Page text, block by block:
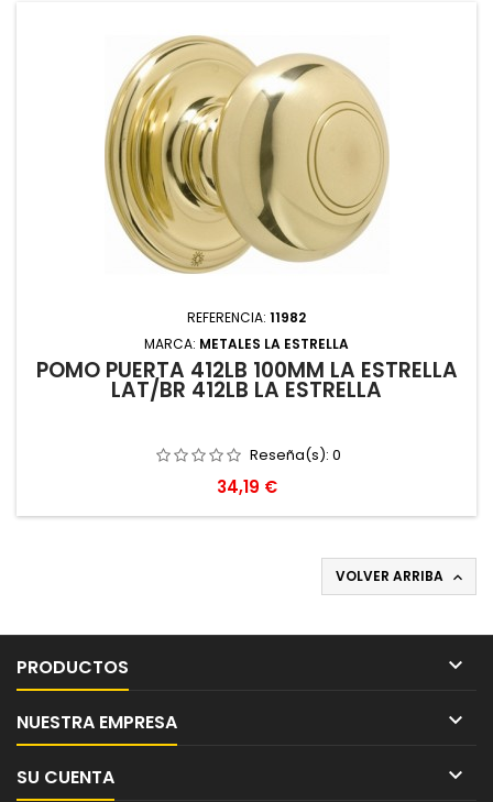
REFERENCIA: 11982
MARCA: METALES LA ESTRELLA
POMO PUERTA 412LB 100MM LA ESTRELLA
LAT/BR 412LB LA ESTRELLA
Reseña(s): 0
Precio
34,19 €
VOLVER ARRIBA 
PRODUCTOS 
NUESTRA EMPRESA 
SU CUENTA 